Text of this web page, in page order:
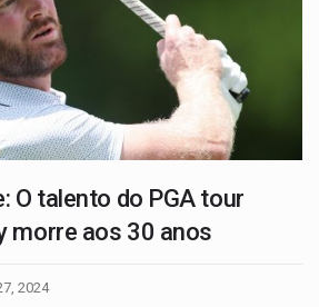
O talento do PGA tour
morre aos 30 anos
2024